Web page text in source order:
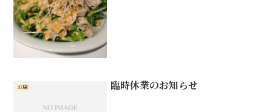
お店 臨時休業のお知らせ